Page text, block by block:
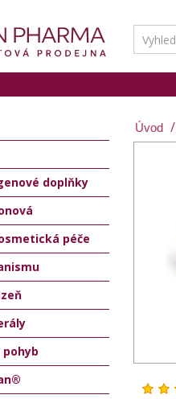
doplňky
péče
pohyb